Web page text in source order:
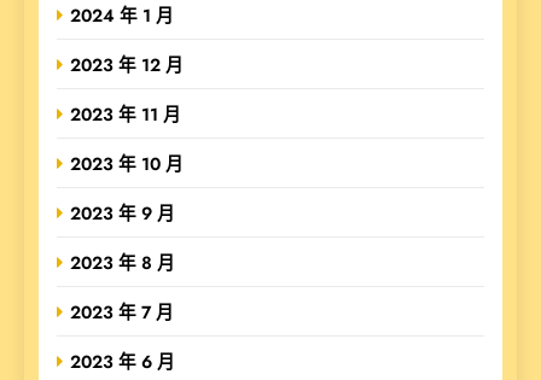
2024 年 1 月
2023 年 12 月
2023 年 11 月
2023 年 10 月
2023 年 9 月
2023 年 8 月
2023 年 7 月
2023 年 6 月